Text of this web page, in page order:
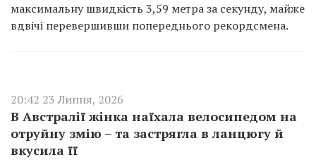
максимальну швидкість 3,59 метра за секунду, майже
вдвічі перевершивши попереднього рекордсмена.
20:42 23 Липня, 2026
В Австралії жінка наїхала велосипедом на
отруйну змію – та застрягла в ланцюгу й
вкусила її